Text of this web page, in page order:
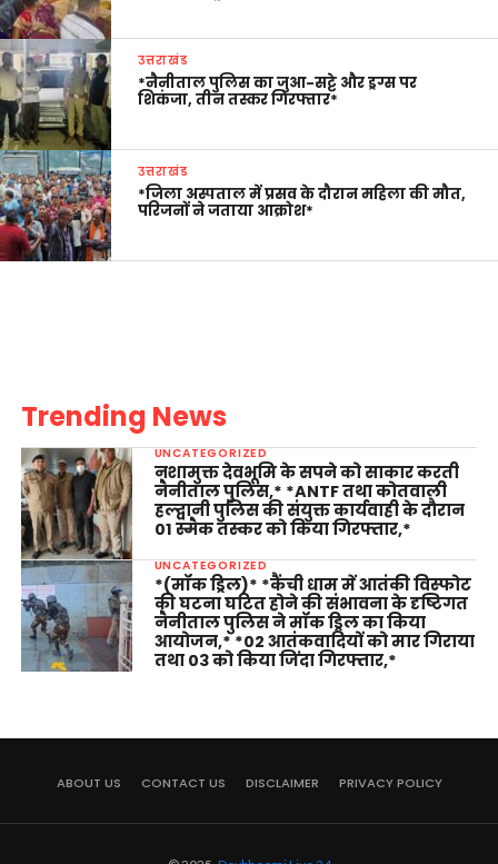
उत्तराखंड
*नैनीताल पुलिस का जुआ-सट्टे और ड्रग्स पर
शिकंजा, तीन तस्कर गिरफ्तार*
उत्तराखंड
*जिला अस्पताल में प्रसव के दौरान महिला की मौत,
परिजनों ने जताया आक्रोश*
Trending News
UNCATEGORIZED
नशामुक्त देवभूमि के सपने को साकार करती
नैनीताल पुलिस,* *ANTF तथा कोतवाली
हल्द्वानी पुलिस की संयुक्त कार्यवाही के दौरान
01 स्मैक तस्कर को किया गिरफ्तार,*
UNCATEGORIZED
*(मॉक ड्रिल)* *कैंची धाम में आतंकी विस्फोट
की घटना घटित होने की संभावना के दृष्टिगत
नैनीताल पुलिस ने मॉक ड्रिल का किया
आयोजन,* *02 आतंकवादियों को मार गिराया
तथा 03 को किया जिंदा गिरफ्तार,*
ABOUT US CONTACT US DISCLAIMER PRIVACY POLICY